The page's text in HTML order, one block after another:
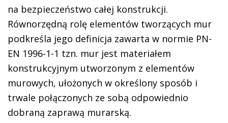
na bezpieczeństwo całej konstrukcji.
Równorzędną rolę elementów tworzących mur
podkreśla jego definicja zawarta w normie PN-
EN 1996-1-1 tzn. mur jest materiałem
konstrukcyjnym utworzonym z elementów
murowych, ułożonych w określony sposób i
trwale połączonych ze sobą odpowiednio
dobraną zaprawą murarską.